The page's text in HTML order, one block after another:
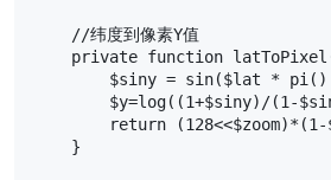
    //纬度到像素Y值
private function
$siny = sin($lat *
$y=log((1+$siny)/(1-
return
    }